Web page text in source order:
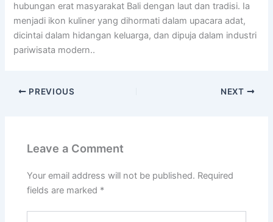
hubungan erat masyarakat Bali dengan laut dan tradisi. Ia
menjadi ikon kuliner yang dihormati dalam upacara adat,
dicintai dalam hidangan keluarga, dan dipuja dalam industri
pariwisata modern..
PREVIOUS NEXT
Leave a Comment
Your email address will not be published. Required
fields are marked *